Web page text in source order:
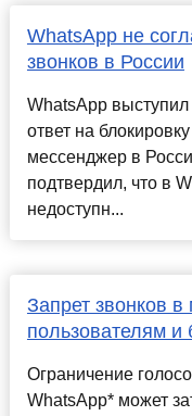
WhatsApp не
звонков в России
WhatsApp
ответ на
мессенджер в
подтвердил, что в
недоступн...
Запрет звонков
пользователям и
Ограничение
WhatsApp* может